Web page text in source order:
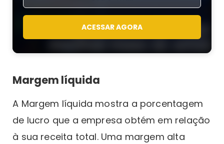
ACESSAR AGORA
Margem líquida
A Margem líquida mostra a porcentagem
de lucro que a empresa obtém em relação
à sua receita total. Uma margem alta